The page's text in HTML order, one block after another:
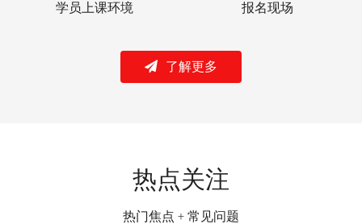
学员上课环境 报名现场
了解更多
热点关注
热门焦点 + 常见问题